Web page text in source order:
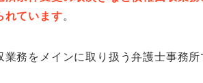
れています。
務をメインに取り扱う弁護士事務所